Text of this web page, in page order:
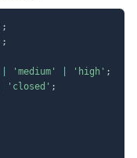
;
;
'medium' 'high' ;
'closed' ;